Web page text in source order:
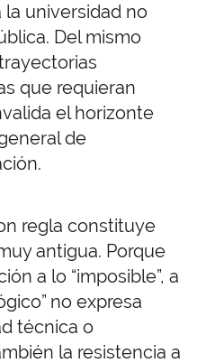
universidad no
Del mismo
que requieran
el horizonte
de
regla constituye
antigua. Porque
a lo “imposible”, a
no expresa
técnica o
la resistencia a